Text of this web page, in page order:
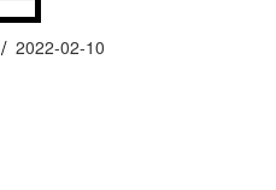
2022-02-10